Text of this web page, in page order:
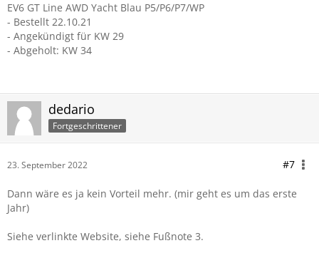
EV6 GT Line AWD Yacht Blau P5/P6/P7/WP
- Bestellt 22.10.21
- Angekündigt für KW 29
- Abgeholt: KW 34
dedario
Fortgeschrittener
23. September 2022 #7
Dann wäre es ja kein Vorteil mehr. (mir geht es um das erste
Jahr)
Siehe verlinkte Website, siehe Fußnote 3.